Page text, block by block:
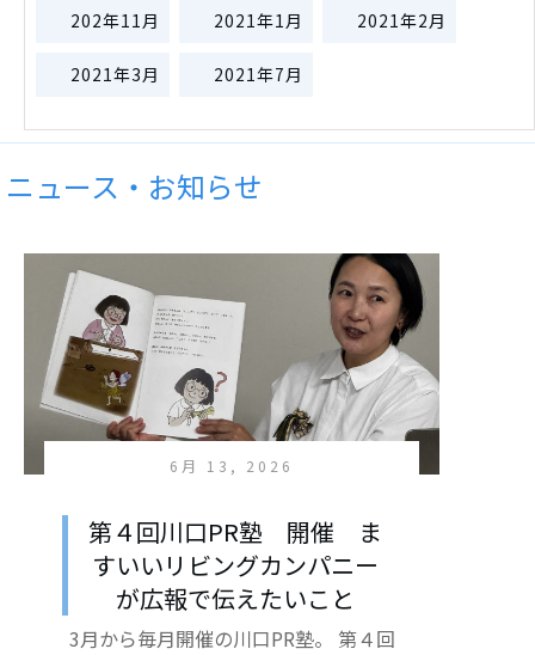
202年11月 2021年1月 2021年2月
2021年3月 2021年7月
ニュース・お知らせ
6月 13, 2026
第４回川口PR塾 開催 ま
すいいリビングカンパニー
が広報で伝えたいこと
3月から毎月開催の川口PR塾。 第４回